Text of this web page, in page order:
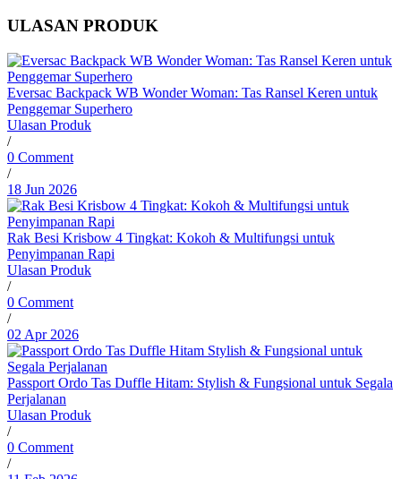
ULASAN PRODUK
Eversac Backpack WB Wonder Woman: Tas Ransel Keren untuk
Penggemar Superhero
Ulasan Produk
/
0 Comment
/
18 Jun 2026
Rak Besi Krisbow 4 Tingkat: Kokoh & Multifungsi untuk
Penyimpanan Rapi
Ulasan Produk
/
0 Comment
/
02 Apr 2026
Passport Ordo Tas Duffle Hitam: Stylish & Fungsional untuk Segala
Perjalanan
Ulasan Produk
/
0 Comment
/